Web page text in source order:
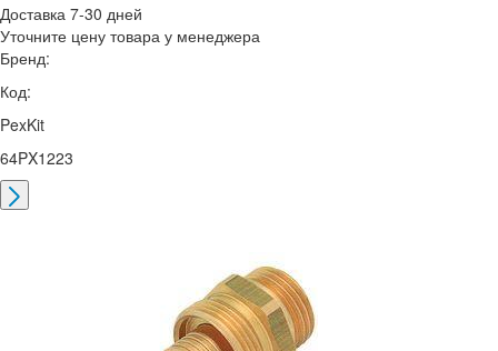
Доставка 7-30 дней
Уточните цену товара у менеджера
Бренд:
Код:
PexKit
64PX1223